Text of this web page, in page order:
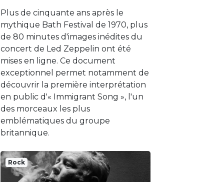
Plus de cinquante ans après le
mythique Bath Festival de 1970, plus
de 80 minutes d'images inédites du
concert de Led Zeppelin ont été
mises en ligne. Ce document
exceptionnel permet notamment de
découvrir la première interprétation
en public d'« Immigrant Song », l'un
des morceaux les plus
emblématiques du groupe
britannique.
Rock